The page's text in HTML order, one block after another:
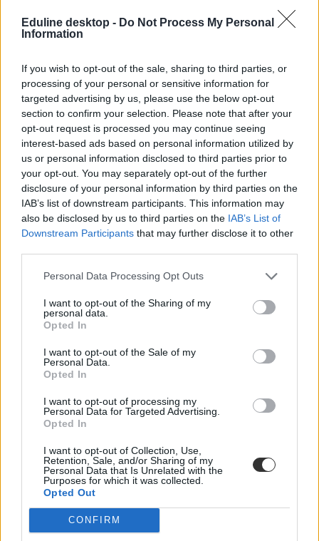
Eduline desktop - Do Not Process My Personal
Information
If you wish to opt-out of the sale, sharing to third parties, or
processing of your personal or sensitive information for
targeted advertising by us, please use the below opt-out
section to confirm your selection. Please note that after your
opt-out request is processed you may continue seeing
interest-based ads based on personal information utilized by
us or personal information disclosed to third parties prior to
your opt-out. You may separately opt-out of the further
disclosure of your personal information by third parties on the
IAB’s list of downstream participants. This information may
also be disclosed by us to third parties on the IAB’s List of
Downstream Participants that may further disclose it to other
Personal Data Processing Opt Outs
I want to opt-out of the Sharing of my
personal data.
Opted In
I want to opt-out of the Sale of my
Personal Data.
Opted In
I want to opt-out of processing my
Personal Data for Targeted Advertising.
Opted In
I want to opt-out of Collection, Use,
Retention, Sale, and/or Sharing of my
Personal Data that Is Unrelated with the
Purposes for which it was collected.
Opted Out
CONFIRM
koronavírus
távoktatás
online oktatás
pandémia
maszkviselés
maszkhasználat
jelenléti oktatás
covid
vakcina